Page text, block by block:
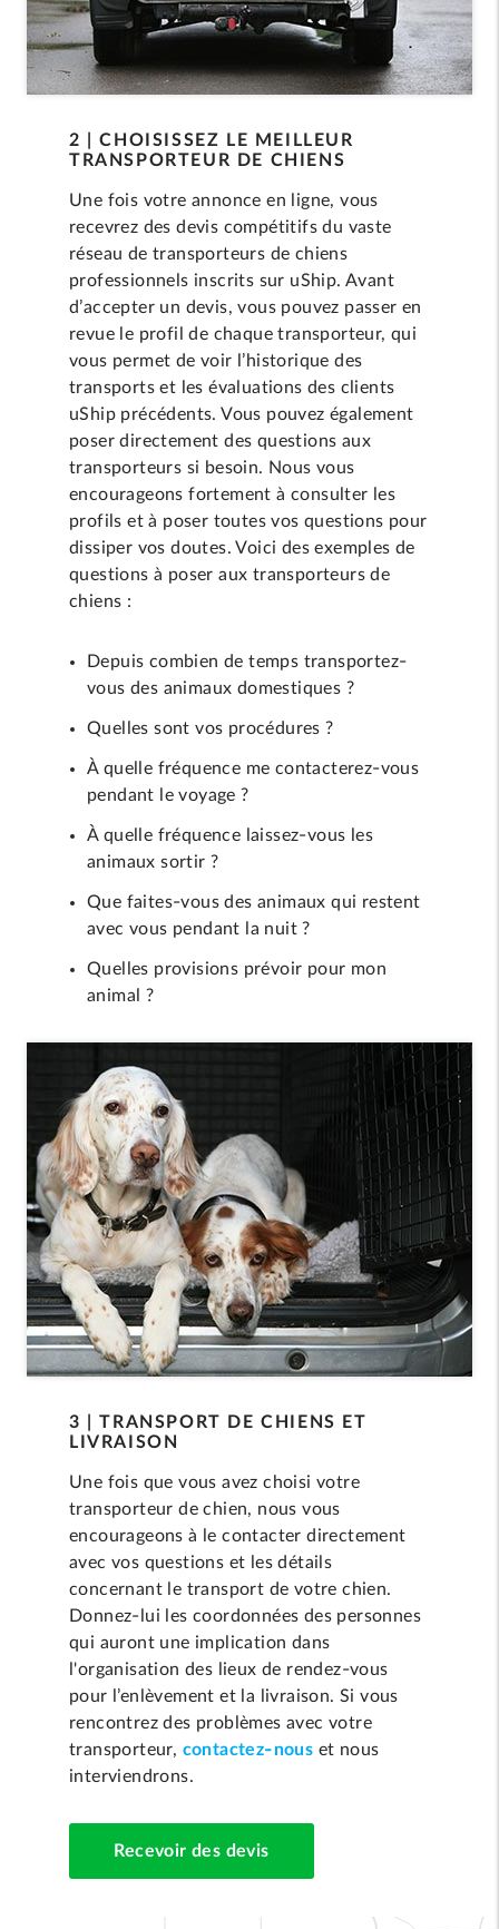
2 | CHOISISSEZ LE MEILLEUR
TRANSPORTEUR DE CHIENS
Une fois votre annonce en ligne, vous
recevrez des devis compétitifs du vaste
réseau de transporteurs de chiens
professionnels inscrits sur uShip. Avant
d’accepter un devis, vous pouvez passer en
revue le profil de chaque transporteur, qui
vous permet de voir l’historique des
transports et les évaluations des clients
uShip précédents. Vous pouvez également
poser directement des questions aux
transporteurs si besoin. Nous vous
encourageons fortement à consulter les
profils et à poser toutes vos questions pour
dissiper vos doutes. Voici des exemples de
questions à poser aux transporteurs de
chiens :
Depuis combien de temps transportez-
vous des animaux domestiques ?
Quelles sont vos procédures ?
À quelle fréquence me contacterez-vous
pendant le voyage ?
À quelle fréquence laissez-vous les
animaux sortir ?
Que faites-vous des animaux qui restent
avec vous pendant la nuit ?
Quelles provisions prévoir pour mon
animal ?
3 | TRANSPORT DE CHIENS ET
LIVRAISON
Une fois que vous avez choisi votre
transporteur de chien, nous vous
encourageons à le contacter directement
avec vos questions et les détails
concernant le transport de votre chien.
Donnez-lui les coordonnées des personnes
qui auront une implication dans
l'organisation des lieux de rendez-vous
pour l’enlèvement et la livraison. Si vous
rencontrez des problèmes avec votre
transporteur, contactez-nous et nous
interviendrons.
Recevoir des devis